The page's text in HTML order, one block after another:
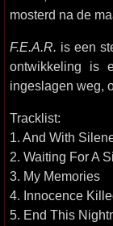
mosterd na de
F.E.A.R. is een
ontwikkeling is
ingeslagen weg,
Tracklist:
1. And With
2. Waiting For A
3. My Memories
4. Innocence
5. End This